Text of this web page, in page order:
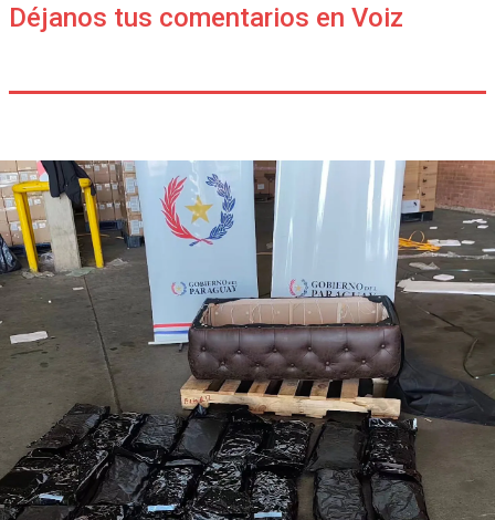
Déjanos tus comentarios en Voiz